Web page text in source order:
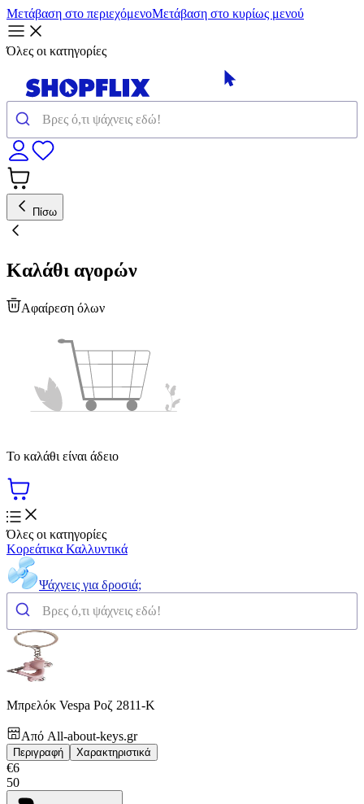
Μετάβαση στο περιεχόμενοΜετάβαση στο κυρίως μενού
Όλες οι κατηγορίες
Πίσω
Καλάθι αγορών
Αφαίρεση όλων
Το καλάθι είναι άδειο
Όλες οι κατηγορίες
Κορεάτικα Καλλυντικά
Ψάχνεις για δροσιά;
Μπρελόκ Vespa Ροζ 2811-K
Από All-about-keys.gr
Περιγραφή Χαρακτηριστικά
€6
50